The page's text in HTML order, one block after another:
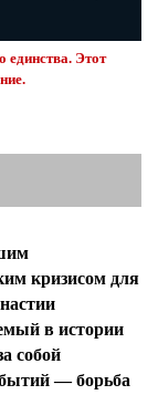
единства. Этот
кризисом для
в истории
собой
— борьба